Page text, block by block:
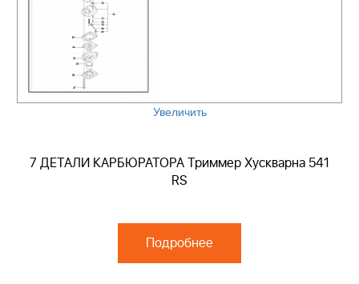
Увеличить
7 ДЕТАЛИ КАРБЮРАТОРА Триммер Хускварна 541
RS
Подробнее